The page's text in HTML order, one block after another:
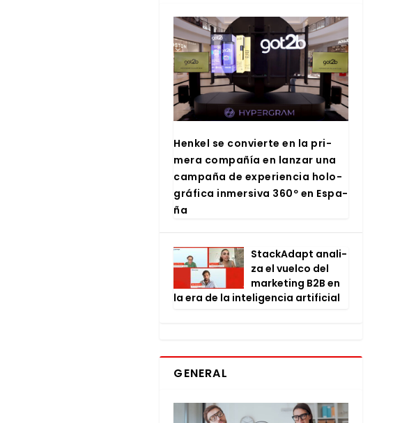
Hen­kel se con­vier­te en la pri­
me­ra com­pa­ñía en lan­zar una
cam­pa­ña de expe­rien­cia holo­
grá­fi­ca inmer­si­va 360º en Espa­
ña
Stac­kA­dapt ana­li­
za el vuel­co del
mar­ke­ting B2B en
la era de la inte­li­gen­cia arti­fi­cial
GENERAL